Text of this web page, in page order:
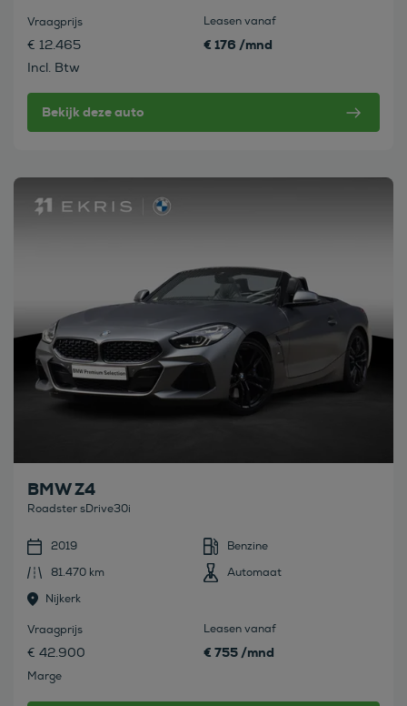
Vraagprijs
€ 12.465
Incl. Btw
Leasen vanaf
€ 176 /mnd
Bekijk deze auto
Bekijk deze auto
BMW Z4
Roadster sDrive30i
2019
Benzine
81.470 km
Automaat
Nijkerk
Vraagprijs
€ 42.900
Marge
Leasen vanaf
€ 755 /mnd